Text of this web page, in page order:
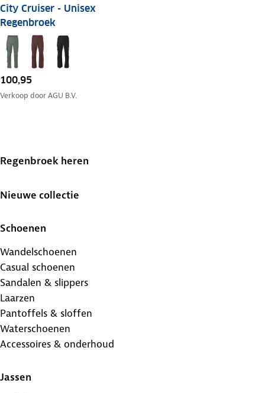
City Cruiser - Unisex
Regenbroek
100,95
Verkoop doorAGU B.V.
Regenbroek heren
Nieuwe collectie
Schoenen
Wandelschoenen
Casual schoenen
Sandalen & slippers
Laarzen
Pantoffels & sloffen
Waterschoenen
Accessoires & onderhoud
Jassen